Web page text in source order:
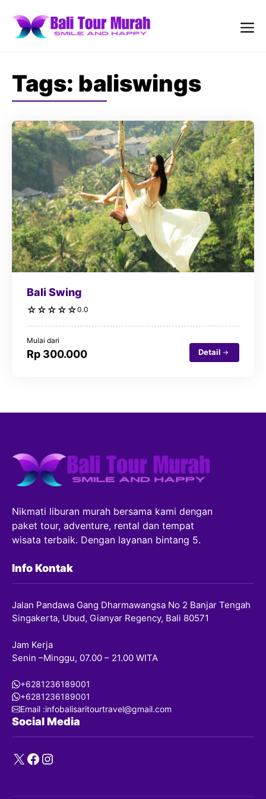
content
Tags: baliswings
Bali Swing
☆ ☆ ☆ ☆ ☆0.0
Mulai dari
Rp 300.000 Detail
Nikmati liburan murah bersama kami dengan
paket tour, adventure, rental dan tempat
wisata terbaik. Dengan layanan bintang 5.
Info Kontak
Jalan Pandawa Gang Dharmawangsa No 2 Banjar Tengah
Singakerta, Ubud, Gianyar Regency, Bali 80571
Jam Kerja
Senin –Minggu, 07.00 – 21.00 WITA
+6281236189001
+6281236189001
Email :infobalisaritourtravel@gmail.com
Social Media
X Facebook
Instagram